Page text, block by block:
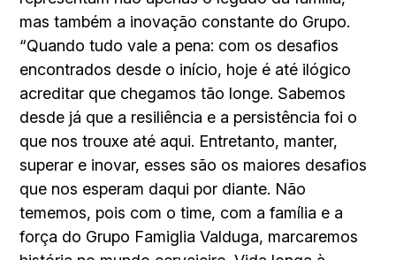
mas também a inovação constante do Grupo.
“Quando tudo vale a pena: com os desafios
encontrados desde o início, hoje é até ilógico
acreditar que chegamos tão longe. Sabemos
desde já que a resiliência e a persistência foi o
que nos trouxe até aqui. Entretanto, manter,
superar e inovar, esses são os maiores desafios
que nos esperam daqui por diante. Não
tememos, pois com o time, com a família e a
força do Grupo Famiglia Valduga, marcaremos